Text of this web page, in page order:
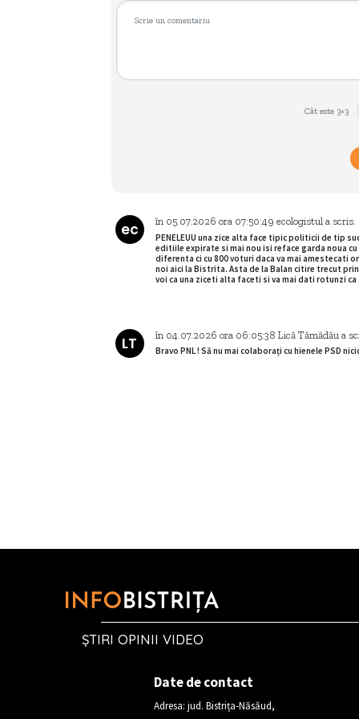
Cât este 3+3
ec în 05.07.2026 ora 07:50:49 ecologistula scris:
PENELEUU una zice alta face tipic politicii de tip
editiile expirate si mai nou isi reface garda noua cu
diferenta ci cu 800 voturi daca va mai amestecati
noi aici la Bistrita. Asta de la Balan citire trecut
voi ca una ziceti alta faceti si va mai dati rotunzi
LT în 04.07.2026 ora 06:05:38 Lică Tămădău a
Bravo PNL ! Să nu mai colaborați cu hienele PSD
ȘTIRI OPINII VIDEO
Date de contact
Adresa: jud. Bistrița-Năsăud,